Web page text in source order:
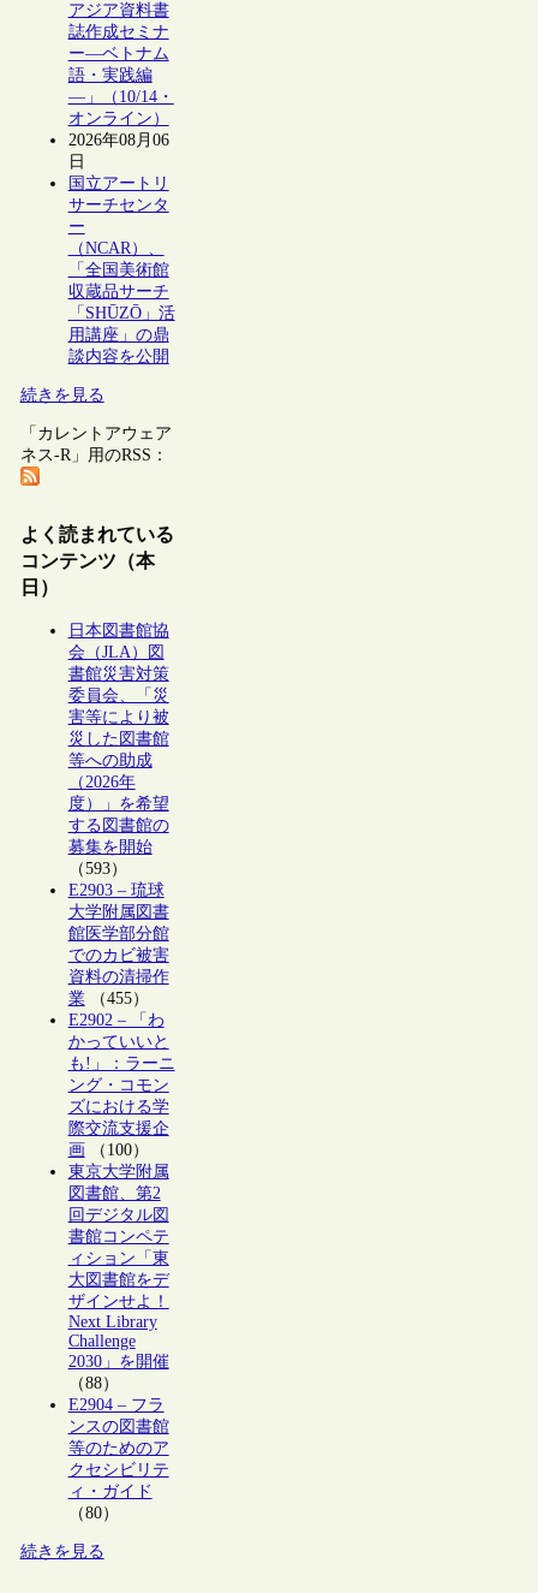
アジア資料書
誌作成セミナ
ー―ベトナム
語・実践編
―」（10/14・
オンライン）
2026年08月06
日
国立アートリ
サーチセンタ
ー
（NCAR）、
「全国美術館
収蔵品サーチ
「SHŪZŌ」活
用講座」の鼎
談内容を公開
続きを見る
「カレントアウェア
ネス-R」用のRSS：
よく読まれている
コンテンツ（本
日）
日本図書館協
会（JLA）図
書館災害対策
委員会、「災
害等により被
災した図書館
等への助成
（2026年
度）」を希望
する図書館の
募集を開始
（593）
E2903 – 琉球
大学附属図書
館医学部分館
でのカビ被害
資料の清掃作
業（455）
E2902 – 「わ
かっていいと
も!」：ラーニ
ング・コモン
ズにおける学
際交流支援企
画 （100）
東京大学附属
図書館、第2
回デジタル図
書館コンペテ
ィション「東
大図書館をデ
ザインせよ！
Next Library
Challenge
2030」を開催
（88）
E2904 – フラ
ンスの図書館
等のためのア
クセシビリテ
ィ・ガイド
（80）
続きを見る